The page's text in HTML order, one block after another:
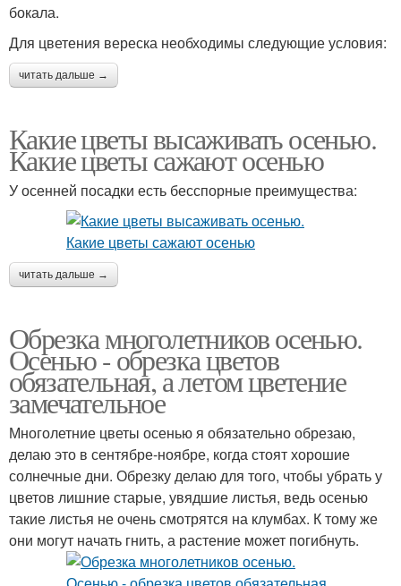
бокала.
Для цветения вереска необходимы следующие условия:
читать дальше →
Какие цветы высаживать осенью.
Какие цветы сажают осенью
У осенней посадки есть бесспорные преимущества:
читать дальше →
Обрезка многолетников осенью.
Осенью - обрезка цветов
обязательная, а летом цветение
замечательное
Многолетние цветы осенью я обязательно обрезаю,
делаю это в сентябре-ноябре, когда стоят хорошие
солнечные дни. Обрезку делаю для того, чтобы убрать у
цветов лишние старые, увядшие листья, ведь осенью
такие листья не очень смотрятся на клумбах. К тому же
они могут начать гнить, а растение может погибнуть.